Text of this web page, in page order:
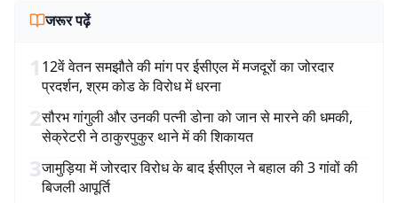
जरूर पढ़ें
1 12वें वेतन समझौते की मांग पर ईसीएल में मजदूरों का जोरदार
प्रदर्शन, श्रम कोड के विरोध में धरना
2सौरभ गांगुली और उनकी पत्नी डोना को जान से मारने की धमकी,
सेक्रेटरी ने ठाकुरपुकुर थाने में की शिकायत
3जामुड़िया में जोरदार विरोध के बाद ईसीएल ने बहाल की 3 गांवों की
बिजली आपूर्ति